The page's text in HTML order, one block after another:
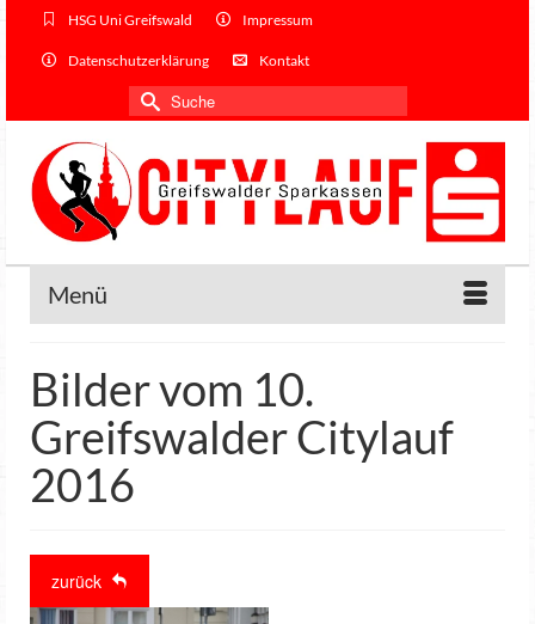
HSG Uni Greifswald Impressum
Datenschutzerklärung Kontakt
Suche
nach:
Menü
Bilder vom 10.
Greifswalder Citylauf
2016
zurück